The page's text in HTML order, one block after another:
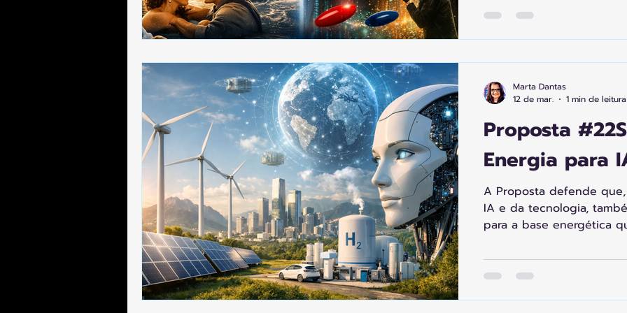
personalizadas para
cinema inclusivo, diverso
se…?” impulsiona
Proposta
Energia para
A Proposta defende
IA e da tecnologia,
para a base energética
hidrogênio verde — não
mas condição para o
Marta Dantas
12 de mar.
1 min de leitura